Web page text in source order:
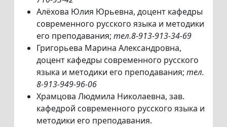
Алёхова Юлия Юрьевна, доцент кафедры
современного русского языка и методики
его преподавания; тел.8-913-913-34-69
Григорьева Марина Александровна,
доцент кафедры современного русского
языка и методики его преподавания; тел.
8-913-949-96-06
Храмцова Людмила Николаевна, зав.
кафедрой современного русского языка и
методики его преподавания.